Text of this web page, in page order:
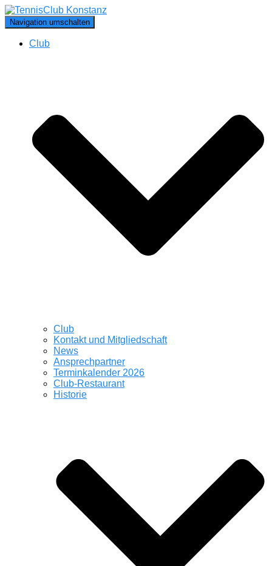
Navigation umschalten
Club
Club
Kontakt und Mitgliedschaft
News
Ansprechpartner
Terminkalender 2026
Club-Restaurant
Historie